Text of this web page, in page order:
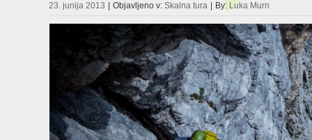
23. junija 2013 Objavljeno v: Skalna tura By: Luka Murn